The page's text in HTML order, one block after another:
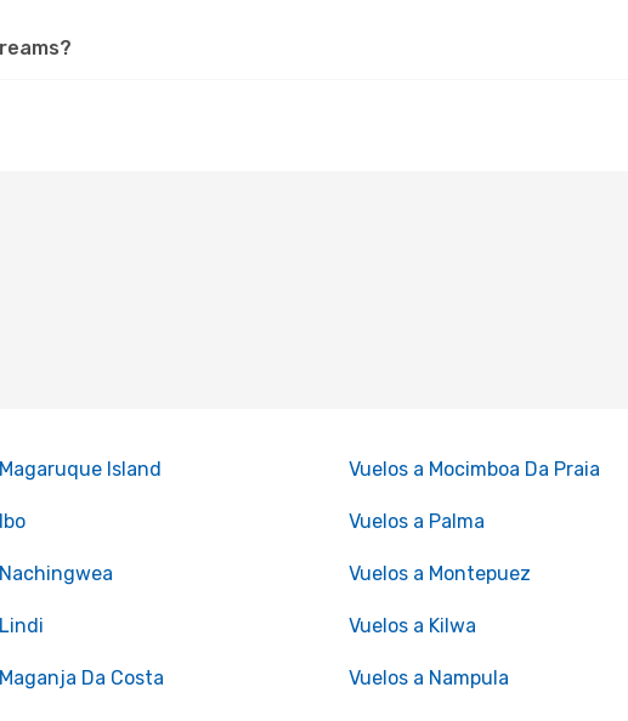
Island Vuelos a Mocimboa Da Praia
Vuelos a Palma
Vuelos a Montepuez
Vuelos a Kilwa
Da Costa Vuelos a Nampula